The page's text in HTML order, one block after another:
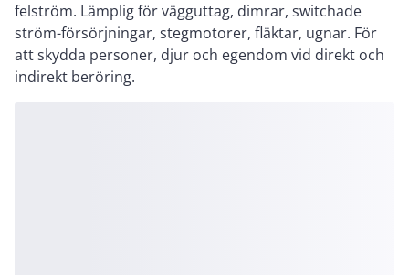
felström. Lämplig för vägguttag, dimrar, switchade
ström-försörjningar, stegmotorer, fläktar, ugnar. För
att skydda personer, djur och egendom vid direkt och
indirekt beröring.